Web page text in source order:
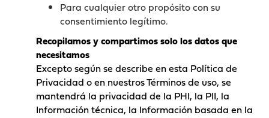
Para cualquier otro propósito con su
consentimiento legítimo.
Recopilamos y compartimos solo los datos que
necesitamos
Excepto según se describe en esta Política de
Privacidad o en nuestros Términos de uso, se
mantendrá la privacidad de la PHI, la PII, la
Información técnica, la Información basada en la